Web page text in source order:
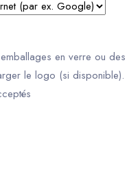
en verre ou des
le logo (si disponible).